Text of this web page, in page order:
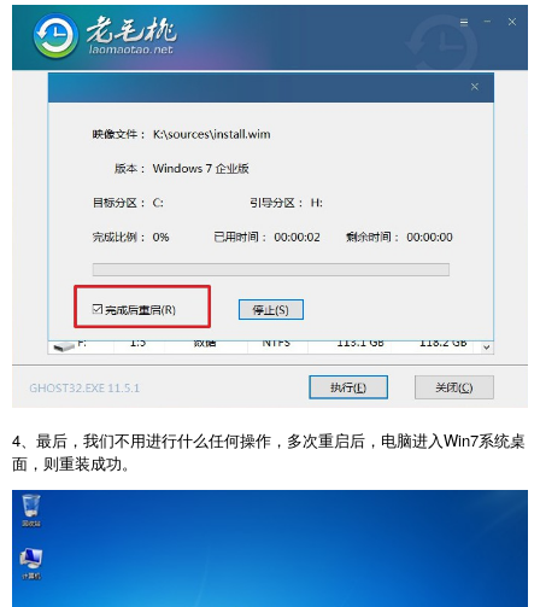
4、最后，我们不用进行什么任何操作，多次重启后，电脑进入Win7系统桌
面，则重装成功。